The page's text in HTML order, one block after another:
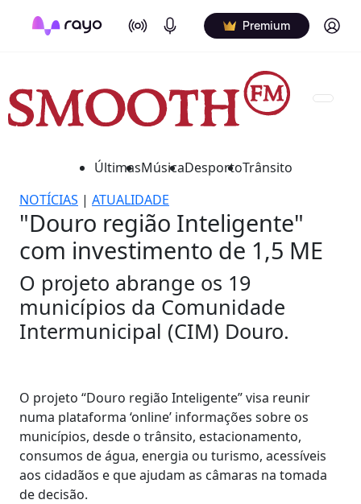
On Air Podcasts Premium Log in
ÚltimasMúsicaDesportoTrânsito
NOTÍCIAS | ATUALIDADE
"Douro região Inteligente"
com investimento de 1,5 ME
O projeto abrange os 19
municípios da Comunidade
Intermunicipal (CIM) Douro.
O projeto “Douro região Inteligente” visa reunir
numa plataforma ‘online’ informações sobre os
municípios, desde o trânsito, estacionamento,
consumos de água, energia ou turismo, acessíveis
aos cidadãos e que ajudam as câmaras na tomada
de decisão.